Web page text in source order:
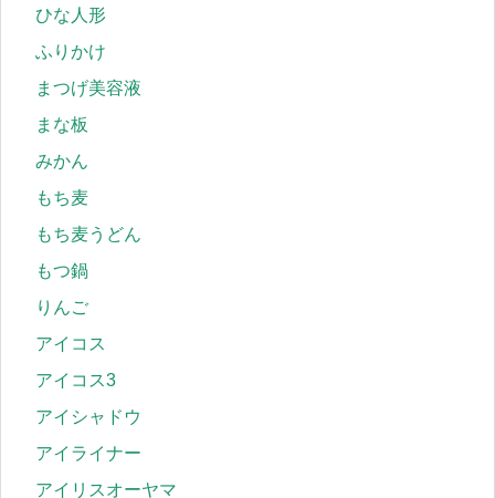
ひな人形
ふりかけ
まつげ美容液
まな板
みかん
もち麦
もち麦うどん
もつ鍋
りんご
アイコス
アイコス3
アイシャドウ
アイライナー
アイリスオーヤマ